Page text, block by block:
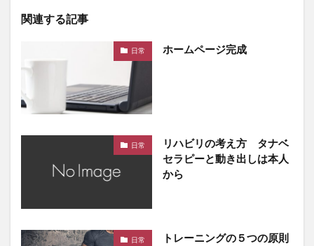
関連する記事
日常 ホームページ完成
日常
リハビリの考え方 タナベ
セラピーと動き出しは本人
から
日常 トレーニングの５つの原則